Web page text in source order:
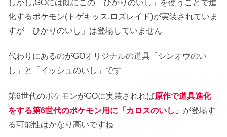
しかし,GOには既にこの「ひかりのいし」を使うことで進
化するポケモン(トゲキッス,ロズレイド)が実装されていま
すが「ひかりのいし」は登場していません
代わりにあるのがGOオリジナルの道具「シンオウのい
し」と「イッシュのいし」です
第6世代のポケモンがGOに実装されれば原作で道具進化
をする第6世代のポケモン用に 「カロスのいし」 が登場す
る可能性はかなり高いですね